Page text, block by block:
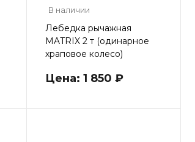
В наличии
Лебедка рычажная
MATRIX 2 т (одинарное
храповое колесо)
Цена: 1 850 ₽